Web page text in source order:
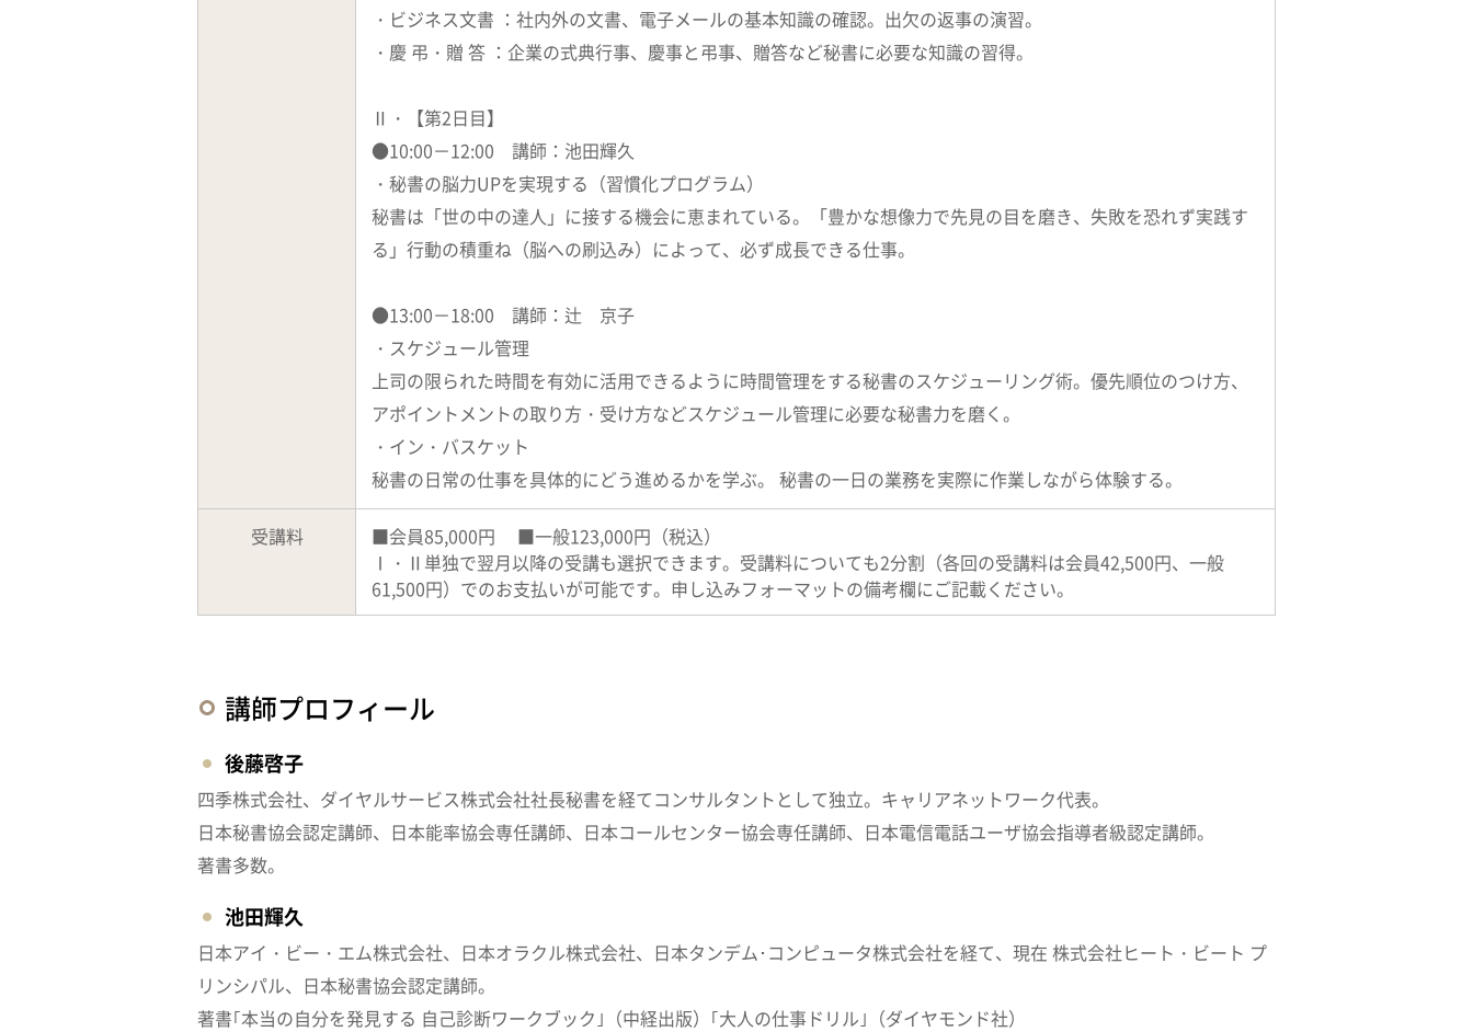
・ビジネス文書 ：社内外の文書、電子メールの基本知識の確認。出欠の返事の演習。
・慶 弔・贈 答 ：企業の式典行事、慶事と弔事、贈答など秘書に必要な知識の習得。
Ⅱ・【第2日目】
●10:00－12:00 講師：池田輝久
・秘書の脳力UPを実現する（習慣化プログラム）
秘書は「世の中の達人」に接する機会に恵まれている。「豊かな想像力で先見の目を磨き、失敗を恐れず実践す
る」行動の積重ね（脳への刷込み）によって、必ず成長できる仕事。
●13:00－18:00 講師：辻 京子
・スケジュール管理
上司の限られた時間を有効に活用できるように時間管理をする秘書のスケジューリング術。優先順位のつけ方、
アポイントメントの取り方・受け方などスケジュール管理に必要な秘書力を磨く。
・イン・バスケット
秘書の日常の仕事を具体的にどう進めるかを学ぶ。 秘書の一日の業務を実際に作業しながら体験する。
受講料
■会員85,000円 ■一般123,000円（税込）
Ⅰ・Ⅱ単独で翌月以降の受講も選択できます。受講料についても2分割（各回の受講料は会員42,500円、一般
61,500円）でのお支払いが可能です。申し込みフォーマットの備考欄にご記載ください。
講師プロフィール
後藤啓子
四季株式会社、ダイヤルサービス株式会社社長秘書を経てコンサルタントとして独立。キャリアネットワーク代表。
日本秘書協会認定講師、日本能率協会専任講師、日本コールセンター協会専任講師、日本電信電話ユーザ協会指導者級認定講師。
著書多数。
池田輝久
日本アイ・ビー・エム株式会社、日本オラクル株式会社、日本タンデム･コンピュータ株式会社を経て、現在 株式会社ヒート・ビート プ
リンシパル、日本秘書協会認定講師。
著書｢本当の自分を発見する 自己診断ワークブック｣（中経出版）｢大人の仕事ドリル｣（ダイヤモンド社）